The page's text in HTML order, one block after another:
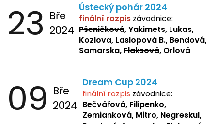
23 Bře
2024
Ústecký pohár 2024
finální rozpis závodnice:
Pšeničková, Yakimets, Lukas,
Kozlova, Laslopová B., Bendová,
Samarska,Flaksová, Orlová
09 Bře
2024
Dream Cup 2024
finální rozpis závodnice:
Bečvářová, Filipenko,
Zemianková,Mitro, Negreskul,